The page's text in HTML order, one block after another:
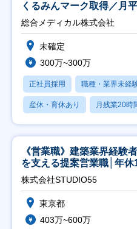
くるみんマーク取得／月
総合メディカル株式会社
未確定
300万~300万
正社員採用 職種・業界未経
産休・育休あり 月残業20時
《営業職》建築業界経験
を支える提案営業職│年
株式会社STUDIO55
東京都
403万~600万